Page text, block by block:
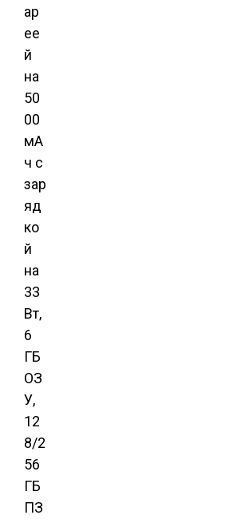
ар
ее
й
на
50
00
мА
ч с
зар
яд
ко
й
на
33
Вт,
6
ГБ
ОЗ
У,
12
8/2
56
ГБ
ПЗ